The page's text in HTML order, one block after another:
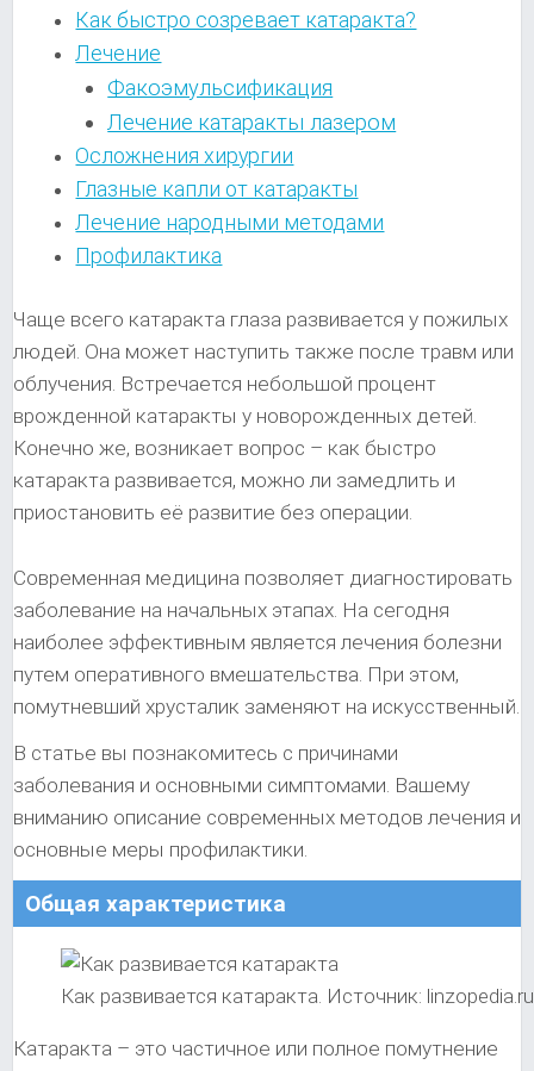
Как быстро созревает катаракта?
Лечение
Факоэмульсификация
Лечение катаракты лазером
Осложнения хирургии
Глазные капли от катаракты
Лечение народными методами
Профилактика
Чаще всего катаракта глаза развивается у пожилых
людей. Она может наступить также после травм или
облучения. Встречается небольшой процент
врожденной катаракты у новорожденных детей.
Конечно же, возникает вопрос – как быстро
катаракта развивается, можно ли замедлить и
приостановить её развитие без операции.
Современная медицина позволяет диагностировать
заболевание на начальных этапах. На сегодня
наиболее эффективным является лечения болезни
путем оперативного вмешательства. При этом,
помутневший хрусталик заменяют на искусственный.
В статье вы познакомитесь с причинами
заболевания и основными симптомами. Вашему
вниманию описание современных методов лечения и
основные меры профилактики.
Общая характеристика
Как развивается катаракта. Источник: linzopedia.ru
Катаракта – это частичное или полное помутнение